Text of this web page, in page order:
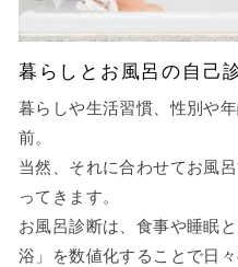
暮らしとお風呂の自己
暮らしや生活習慣、性別や
前。
当然、それに合わせてお風
ってきます。
お風呂診断は、食事や睡眠
浴」を数値化することで日